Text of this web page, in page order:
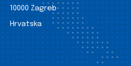
10000 Zagreb
Hrvatska